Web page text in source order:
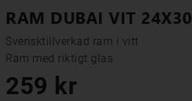
RAM DUBAI VIT 24X30
Svensktillverkad ram i vitt
Ram med riktigt glas
259 kr